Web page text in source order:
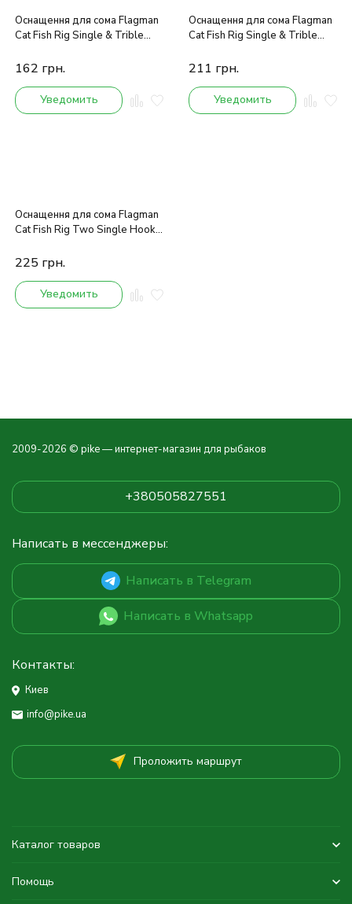
Оснащення для сома Flagman
Cat Fish Rig Single & Trible
162 грн.
Уведомить
Оснащення для сома Flagman
Cat Fish Rig Single & Trible
211 грн.
Уведомить
Оснащення для сома Flagman
Cat Fish Rig Two Single Hook
225 грн.
Уведомить
2009-2026 © pike — интернет-магазин для рыбаков
+380505827551
Написать в мессенджеры:
Написать в Telegram
Написать в Whatsapp
Контакты:
Киев
info@pike.ua
Проложить маршрут
Каталог товаров
Помощь